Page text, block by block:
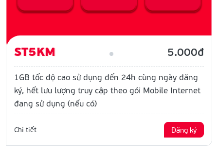
ST5KM 5.000đ
1GB tốc độ cao sử dụng đến 24h cùng ngày đăng
ký, hết lưu lượng truy cập theo gói Mobile Internet
đang sử dụng (nếu có)
Chi tiết Đăng ký